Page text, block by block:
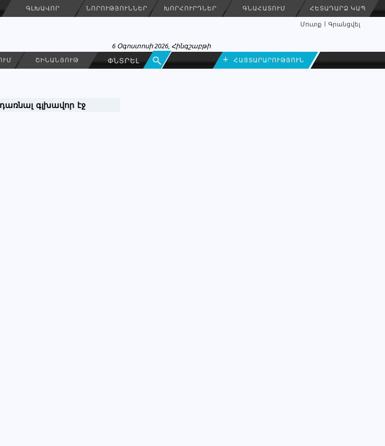
ԳԼԽԱՎՈՐ ՆՈՐՈՒԹՅՈՒՆՆԵՐ ԽՈՐՀՈՒՐԴՆԵՐ ԳՆԱՀԱՏՈՒՄ ՀԵՏԱԴԱՐՁ ԿԱՊ
Մուտք Գրանցվել
6 Օգոստոսի 2026, Հինգշաբթի
ՇԻՆԱՆՅՈՒԹ + ՀԱՅՏԱՐԱՐՈՒԹՅՈՒՆ
գլխավոր էջ